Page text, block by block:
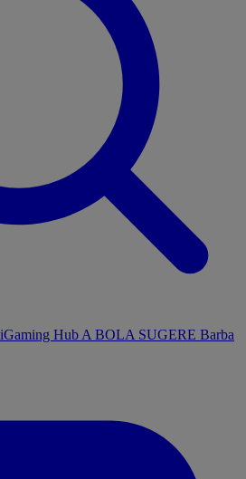
iGaming Hub A BOLA SUGERE Barba